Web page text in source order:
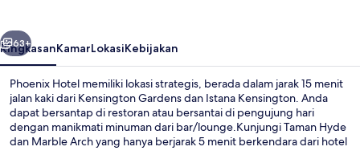
Berikutnya
63+
RingkasanKamarLokasiKebijakan
Phoenix Hotel memiliki lokasi strategis, berada dalam jarak 15 menit
jalan kaki dari Kensington Gardens dan Istana Kensington. Anda
dapat bersantap di restoran atau bersantai di pengujung hari
dengan manikmati minuman dari bar/lounge.Kunjungi Taman Hyde
dan Marble Arch yang hanya berjarak 5 menit berkendara dari hotel